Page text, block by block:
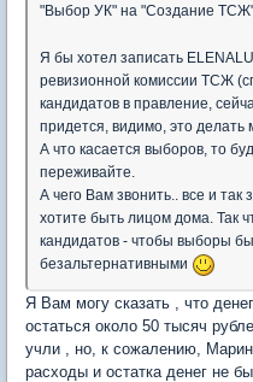
"Выбор УК" на "Создание
Я бы хотел записать
ревизионной комиссии ТСЖ
кандидатов в правление,
придется, видимо, это делать
А что касается выборов, то
переживайте.
А чего Вам звонить.. все и так
хотите быть лицом дома. Так
кандидатов - чтобы выборы
безальтернативными
Я Вам могу сказать , что
остаться около 50 тысяч
учли , но, к сожалению,
расходы и остатка денег не